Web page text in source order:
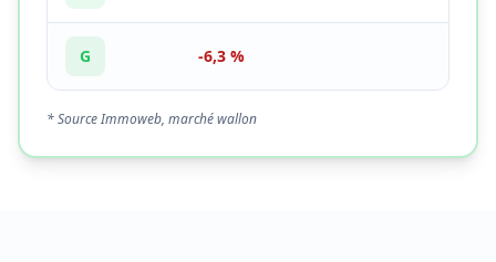
G -6,3 %
* Source Immoweb, marché wallon